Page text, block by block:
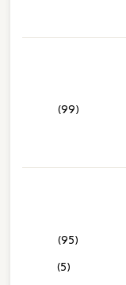
(99)
(95)
(5)